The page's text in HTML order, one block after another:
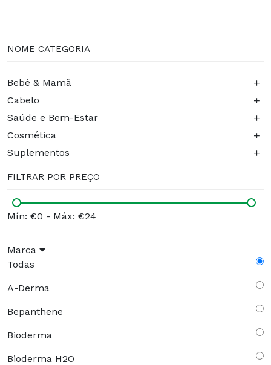
NOME CATEGORIA
Bebé & Mamã +
Cabelo +
Saúde e Bem-Estar +
Cosmética +
Suplementos +
FILTRAR POR PREÇO
Mín: €0 - Máx: €24
Marca
Todas
A-Derma
Bepanthene
Bioderma
Bioderma H2O